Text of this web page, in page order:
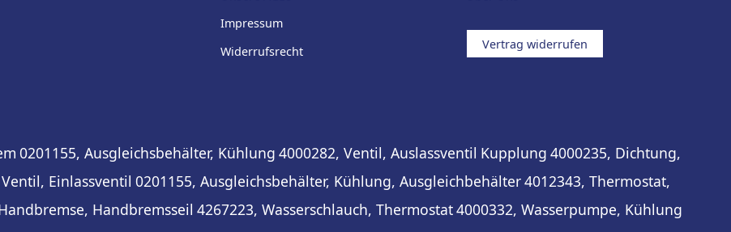
Impressum
Widerrufsrecht
Vertrag widerrufen
0201155, Ausgleichsbehälter, Kühlung 4000282, Ventil, Auslassventil Kupplung 4000235, Dichtung,
Einlassventil 0201155, Ausgleichsbehälter, Kühlung, Ausgleichbehälter4012343, Thermostat,
Handbremsseil 4267223, Wasserschlauch, Thermostat4000332, Wasserpumpe, Kühlung